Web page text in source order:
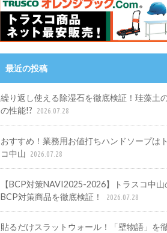
最近の投稿
繰り返し使える除湿石を徹底検証！珪藻土
の性能!?
2026.07.28
おすすめ！業務用お値打ちハンドソープは
コ中山
2026.07.28
【BCP対策NAVI2025-2026】トラスコ中山
BCP対策商品を徹底検証！
2026.07.28
貼るだけスラットウォール！「壁物語」を